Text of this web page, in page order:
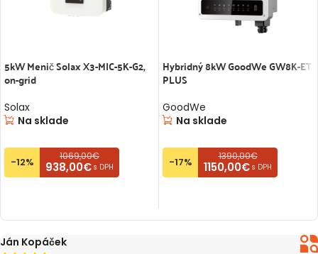
5kW Menič Solax X3-MIC-5K-G2,
on-grid
Solax
Na sklade
-12% 1069,00€
938,00€ s DPH
Hybridný 8kW GoodWe GW8K-ET
PLUS
GoodWe
Na sklade
-17% 1390,00€
1150,00€ s DPH